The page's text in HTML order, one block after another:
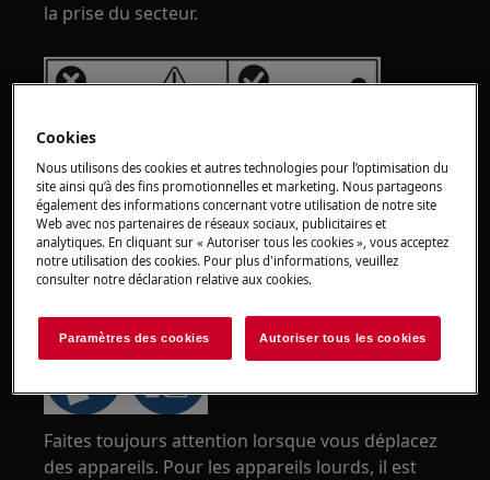
la prise du secteur.
Faites toujours attention lorsque vous déplacez
des appareils. Pour les appareils lourds, il est
Cookies
Nous utilisons des cookies et autres technologies pour l’optimisation du
site ainsi qu’à des fins promotionnelles et marketing. Nous partageons
également des informations concernant votre utilisation de notre site
Web avec nos partenaires de réseaux sociaux, publicitaires et
analytiques. En cliquant sur « Autoriser tous les cookies », vous acceptez
notre utilisation des cookies. Pour plus d'informations, veuillez
consulter notre déclaration relative aux cookies.
Paramètres des cookies Autoriser tous les cookies